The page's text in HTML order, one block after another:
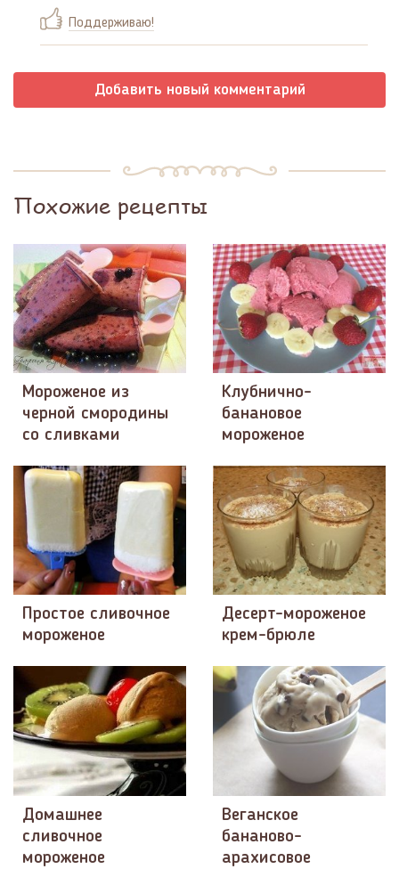
Поддерживаю!
Добавить новый комментарий
Похожие рецепты
Мороженое из
черной смородины
со сливками
Клубнично-
банановое
мороженое
Простое сливочное
мороженое
Десерт-мороженое
крем-брюле
Домашнее
сливочное
мороженое
Веганское
бананово-
арахисовое